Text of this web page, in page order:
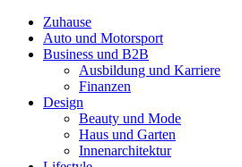
Zuhause
Auto und Motorsport
Business und B2B
Ausbildung und Karriere
Finanzen
Design
Beauty und Mode
Haus und Garten
Innenarchitektur